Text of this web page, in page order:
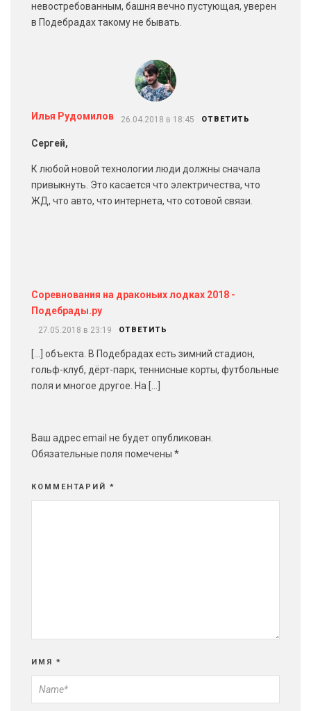
невостребованным, башня вечно пустующая, уверен
в Подебрадах такому не бывать.
Илья Рудомилов 26.04.2018 в 18:45 ОТВЕТИТЬ
Сергей,
К любой новой технологии люди должны сначала
привыкнуть. Это касается что электричества, что
ЖД, что авто, что интернета, что сотовой связи.
Соревнования на драконьих лодках 2018 -
Подебрады.ру
27.05.2018 в 23:19 ОТВЕТИТЬ
[…] объекта. В Подебрадах есть зимний стадион,
гольф-клуб, дёрт-парк, теннисные корты, футбольные
поля и многое другое. На […]
Ваш адрес email не будет опубликован.
Обязательные поля помечены *
КОММЕНТАРИЙ *
ИМЯ *